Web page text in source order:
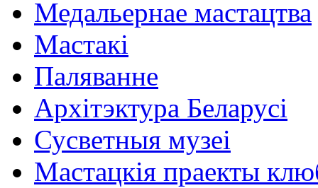
Медальернае мастацтва
Мастакі
Паляванне
Архітэктура Беларусі
Сусветныя музеі
Мастацкія праекты